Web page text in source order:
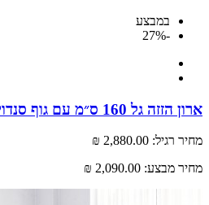
במבצע
160 ס״מ עם גוף סנדויץ במבצע
רגיל: 2,880.00 ₪
מבצע: 2,090.00 ₪